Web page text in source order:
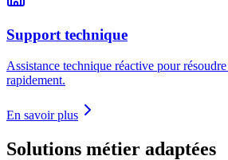
Support technique
Assistance technique réactive pour
rapidement.
En savoir plus
Solutions métier adaptées